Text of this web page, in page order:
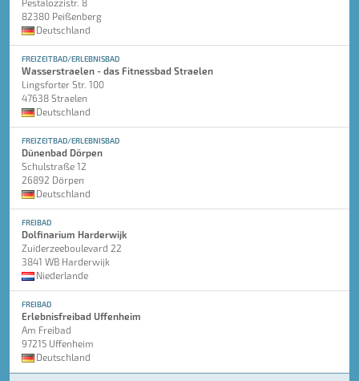
Pestalozzistr. 8
82380 Peißenberg
Deutschland
FREIZEITBAD/ERLEBNISBAD
Wasserstraelen - das Fitnessbad Straelen
Lingsforter Str. 100
47638 Straelen
Deutschland
FREIZEITBAD/ERLEBNISBAD
Dünenbad Dörpen
Schulstraße 12
26892 Dörpen
Deutschland
FREIBAD
Dolfinarium Harderwijk
Zuiderzeeboulevard 22
3841 WB Harderwijk
Niederlande
FREIBAD
Erlebnisfreibad Uffenheim
Am Freibad
97215 Uffenheim
Deutschland